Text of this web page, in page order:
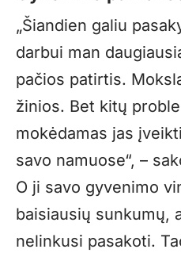
„Šiandien galiu
darbui man
pačios patirtis.
žinios. Bet kitų
mokėdamas jas
savo namuose“, –
O ji savo gyvenimo
baisiausių sunkumų,
nelinkusi pasakoti.